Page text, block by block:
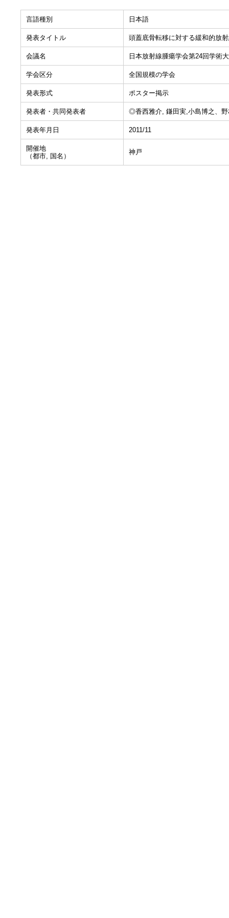
言語種別 日本語
発表タイトル 頭蓋底骨転移に対する緩和的放
会議名 日本放射線腫瘍学会第24回学術
学会区分 全国規模の学会
発表形式 ポスター掲示
発表者・共同発表者 ◎香西雅介, 鎌田実,小島博之、
発表年月日 2011/11
開催地
（都市, 国名）
神戸